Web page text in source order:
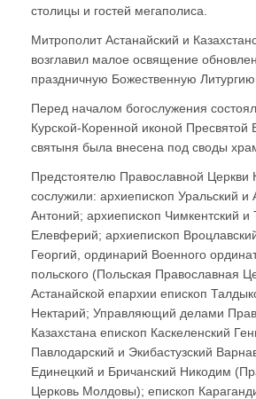
столицы и гостей мегаполиса.
Митрополит Астанайский и
возглавил малое освящение
праздничную Божественную Литургию.
Перед началом богослужения
Курской-Коренной иконой Пресвятой
святыня была внесена под своды
Предстоятелю Православной Церкви
сослужили: архиепископ Уральский и
Антоний; архиепископ Чимкентский и
Елевферий; архиепископ
Георгий, ординарий Военного
польского (Польская Православная
Астанайской епархии епископ
Нектарий; Управляющий делами
Казахстана епископ Каскеленский
Павлодарский и Экибастузский
Единецкий и Бричанский Никодим
Церковь Молдовы); епископ